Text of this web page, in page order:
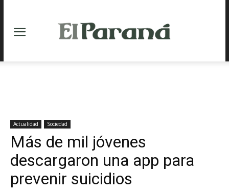
Actualidad Sociedad
Más de mil jóvenes
descargaron una app para
prevenir suicidios